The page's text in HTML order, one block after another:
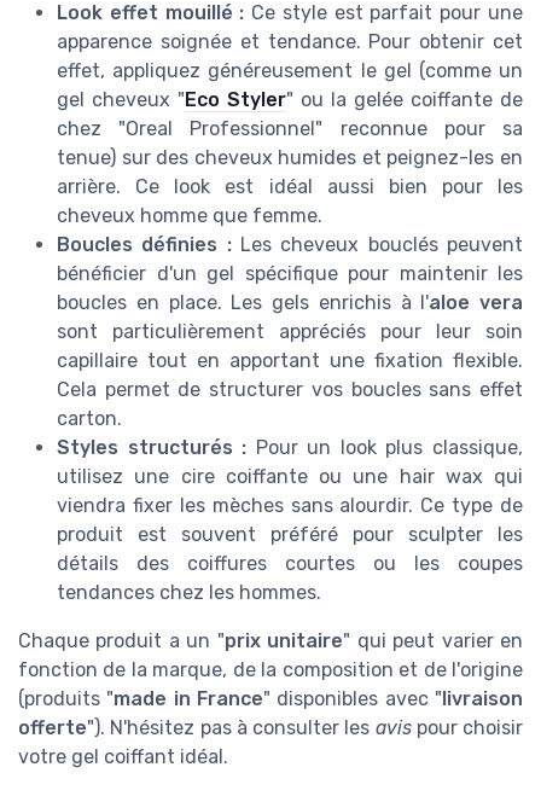
Look effet mouillé : Ce style est parfait pour une
apparence soignée et tendance. Pour obtenir cet
effet, appliquez généreusement le gel (comme un
gel cheveux " Eco Styler" ou la gelée coiffante de
chez "Oreal Professionnel" reconnue pour sa
tenue) sur des cheveux humides et peignez-les en
arrière. Ce look est idéal aussi bien pour les
cheveux homme que femme.
Boucles définies :Les cheveux bouclés peuvent
bénéficier d'un gel spécifique pour maintenir les
boucles en place. Les gels enrichis à l'aloe vera
sont particulièrement appréciés pour leur soin
capillaire tout en apportant une fixation flexible.
Cela permet de structurer vos boucles sans effet
carton.
Styles structurés : Pour un look plus classique,
utilisez une cire coiffante ou une hair wax qui
viendra fixer les mèches sans alourdir. Ce type de
produit est souvent préféré pour sculpter les
détails des coiffures courtes ou les coupes
tendances chez les hommes.
Chaque produit a un "prix unitaire" qui peut varier en
fonction de la marque, de la composition et de l'origine
(produits "made in France" disponibles avec " livraison
offerte"). N'hésitez pas à consulter les avispour choisir
votre gel coiffant idéal.